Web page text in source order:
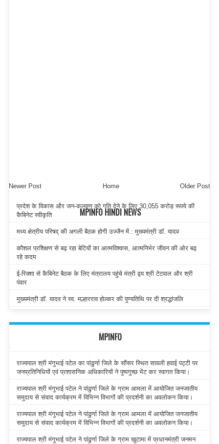
Newer Post Older Post
Home
MPINFO HINDI NEWS
प्रदेश के विकास और जन-कल्याण को गति देने के लिए 30,055 करोड़ रूपये की
कैबिनेट स्वीकृति
मध्य क्षेत्रीय परिषद् की अगली बैठक होगी उज्जैन में : मुख्यमंत्री डॉ. यादव
कौशल प्रशिक्षण से बढ़ रहा बेटियों का आत्मविश्वास, आत्मनिर्भर जीवन की ओर बढ़
रहे कदम
ई-रिक्शा से कैबिनेट बैठक के लिए मंत्रालय पहुंचे मंत्री द्वय श्री टेटवाल और श्री
पंवार
मुख्यमंत्री डॉ. यादव ने स्व. मल्हारराव होल्कर की पुण्यतिथि पर दी श्रद्धांजलि
MPINFO
राज्यपाल श्री मंगुभाई पटेल का पांढुर्णा जिले के सौंसर स्थित सावली हवाई पट्टी पर
जनप्रतिनिधियों एवं प्रशासनिक अधिकारियों ने पुष्पगुच्छ भेंट कर स्वागत किया।
राज्यपाल श्री मंगुभाई पटेल ने पांढुर्णा जिले के ग्राम आमला में आयोजित जनजातीय
समुदाय से संवाद कार्यक्रम में विभिन्न विभागों की प्रदर्शनी का अवलोकन किया।
राज्यपाल श्री मंगुभाई पटेल ने पांढुर्णा जिले के ग्राम आमला में आयोजित जनजातीय
समुदाय से संवाद कार्यक्रम में विभिन्न विभागों की प्रदर्शनी का अवलोकन किया।
राज्यपाल श्री मंगुभाई पटेल ने पांढुर्णा जिले के ग्राम खुटामा में प्रधानमंत्री जनमन